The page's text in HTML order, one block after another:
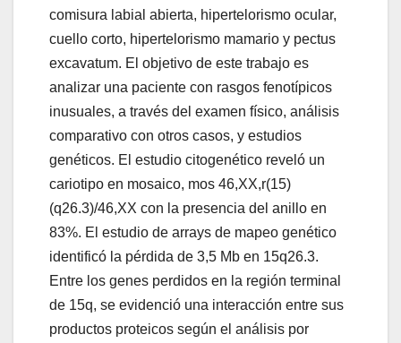
comisura labial abierta, hipertelorismo ocular,
cuello corto, hipertelorismo mamario y pectus
excavatum. El objetivo de este trabajo es
analizar una paciente con rasgos fenotípicos
inusuales, a través del examen físico, análisis
comparativo con otros casos, y estudios
genéticos. El estudio citogenético reveló un
cariotipo en mosaico, mos 46,XX,r(15)
(q26.3)/46,XX con la presencia del anillo en
83%. El estudio de arrays de mapeo genético
identificó la pérdida de 3,5 Mb en 15q26.3.
Entre los genes perdidos en la región terminal
de 15q, se evidenció una interacción entre sus
productos proteicos según el análisis por